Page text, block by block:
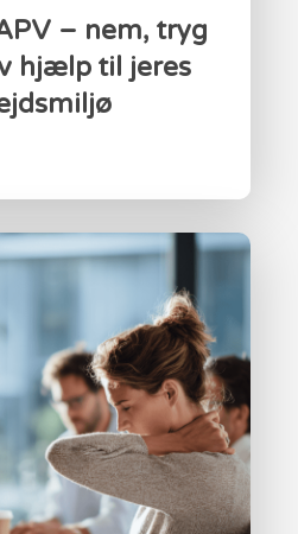
– nem, tryg
hjælp til jeres